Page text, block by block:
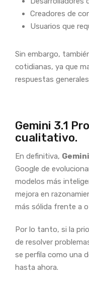
Creadores de
Usuarios que
Sin embargo,
cotidianas, ya que
respuestas
Gemini 3.1
cualitativo.
En definitiva,
Google de
modelos más
mejora en
más sólida frente a
Por lo tanto, si la
de resolver
se perfila como una
hasta ahora.